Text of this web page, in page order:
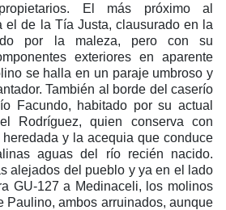
El más próximo al
el de la Tía Justa, clausurado en la
por la maleza, pero con su
exteriores en aparente
se halla en un paraje umbroso y
También al borde del caserío
Facundo, habitado por su actual
Rodríguez, quien conserva con
y la acequia que conduce
aguas del río recién nacido.
alejados del pueblo y ya en el lado
GU-127 a Medinaceli, los molinos
Paulino, ambos arruinados, aunque